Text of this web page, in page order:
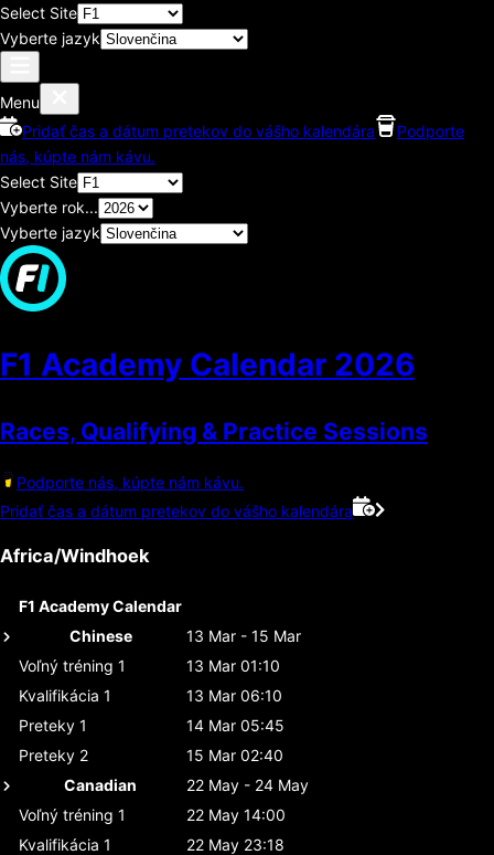
Select Site
Vyberte jazyk
Menu
Pridať čas a dátum pretekov do vášho kalendára
Podporte
nás, kúpte nám kávu.
Select Site
Vyberte rok...
Vyberte jazyk
F1 Academy Calendar 2026
Races, Qualifying & Practice Sessions
Podporte nás, kúpte nám kávu.
Pridať čas a dátum pretekov do vášho kalendára
Africa/Windhoek
F1 Academy Calendar
Chinese
13 Mar - 15 Mar
Voľný tréning 1
13 Mar 01:10
Kvalifikácia 1
13 Mar 06:10
Preteky 1
14 Mar 05:45
Preteky 2
15 Mar 02:40
Canadian
22 May - 24 May
Voľný tréning 1
22 May 14:00
Kvalifikácia 1
22 May 23:18